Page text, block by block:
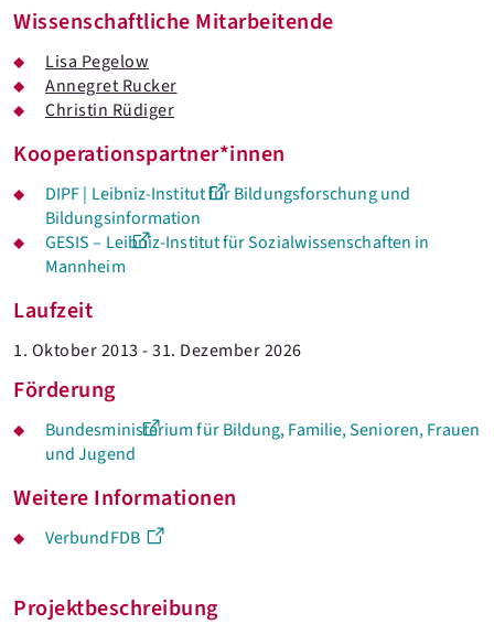
Wissenschaftliche Mitarbeitende
Lisa Pegelow
Annegret Rucker
Christin Rüdiger
Kooperationspartner*innen
DIPF | Leibniz-Institut für Bildungsforschung und
Bildungsinformation
GESIS – Leibniz-Institut für Sozialwissenschaften in
Mannheim
Laufzeit
1. Oktober 2013 - 31. Dezember 2026
Förderung
Bundesministerium für Bildung, Familie, Senioren, Frauen
und Jugend
Weitere Informationen
VerbundFDB
Projektbeschreibung